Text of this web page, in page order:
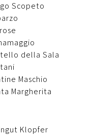
Scopeto
della Sala
Maschio
Margherita
Klopfer